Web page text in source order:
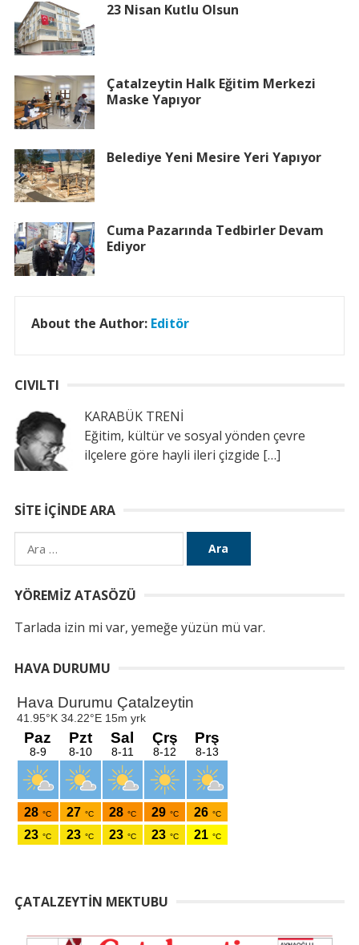
23 Nisan Kutlu Olsun
Çatalzeytin Halk Eğitim Merkezi
Maske Yapıyor
Belediye Yeni Mesire Yeri Yapıyor
Cuma Pazarında Tedbirler Devam
Ediyor
About the Author: Editör
CIVILTI
KARABÜK TRENİ
Eğitim, kültür ve sosyal yönden çevre
ilçelere göre hayli ileri çizgide […]
SITE İÇINDE ARA
Arama:
YÖREMIZ ATASÖZÜ
Tarlada izin mi var, yemeğe yüzün mü var.
HAVA DURUMU
ÇATALZEYTIN MEKTUBU